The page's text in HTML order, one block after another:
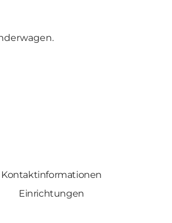
Kontaktinformationen
Einrichtungen